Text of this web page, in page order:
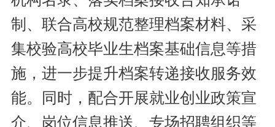
制、联合高校规范整理档案材料、采
集校验高校毕业生档案基础信息等措
施，进一步提升档案转递接收服务效
能。同时，配合开展就业创业政策宣
介、岗位信息推送、专场招聘组织等